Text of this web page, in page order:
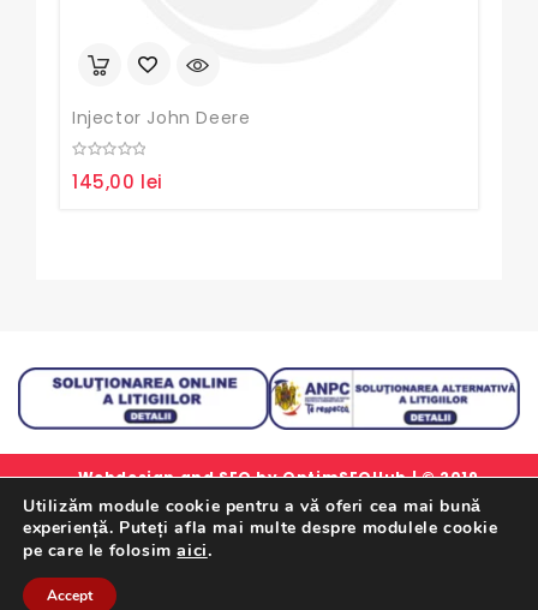
Injector John Deere
out
145,00 lei
Webdesign and SEO byOptimSEOHub| © 2019
simlorex.ro - Toate drepturile rezervate.
Formular Retur Garantii
Certificat Garantie
Utilizăm module cookie pentru a vă oferi cea mai bună
experiență. Puteți afla mai multe despre modulele cookie
pe care le folosim aici.
Accept